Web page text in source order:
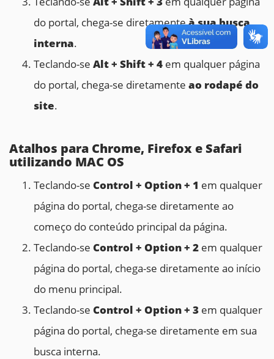
do portal, chega-se diretamenteà sua busca
interna.
Teclando-se Alt + Shift + 4 em qualquer página
do portal, chega-se diretamente ao rodapé do
site.
Atalhos para Chrome, Firefox e Safari
utilizando MAC OS
Teclando-se Control + Option + 1 em qualquer
página do portal, chega-se diretamente ao
começo do conteúdo principal da página.
Teclando-se Control + Option + 2 em qualquer
página do portal, chega-se diretamente ao início
do menu principal.
Teclando-se Control + Option + 3 em qualquer
página do portal, chega-se diretamente em sua
busca interna.